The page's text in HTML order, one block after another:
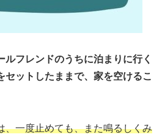
ルフレンドのうちに泊まりに行く
セットしたままで、家を空けるこ
、一度止めても、また鳴るしくみ